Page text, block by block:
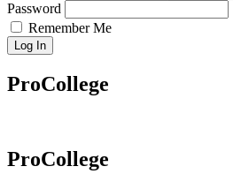
Password
Remember Me
Log In
ProCollege
ProCollege